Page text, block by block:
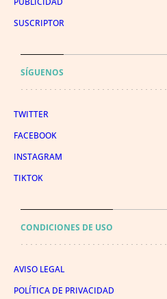
SUSCRIPTOR
SÍGUENOS
TWITTER
FACEBOOK
INSTAGRAM
TIKTOK
CONDICIONES DE USO
AVISO LEGAL
POLÍTICA DE PRIVACIDAD